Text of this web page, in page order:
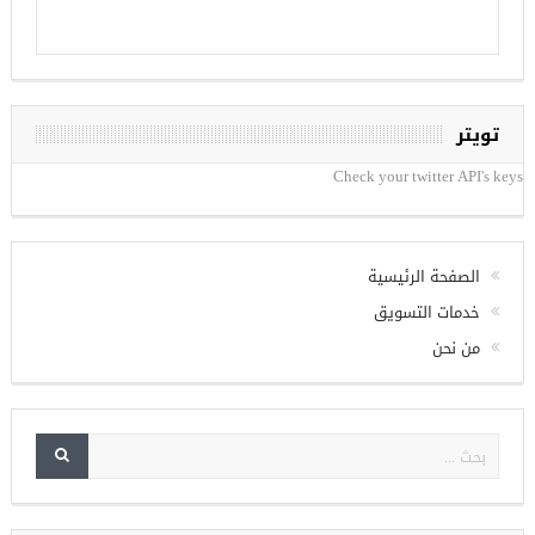
تويتر
Check your twitter API's keys
الصفحة الرئيسية
من نحن